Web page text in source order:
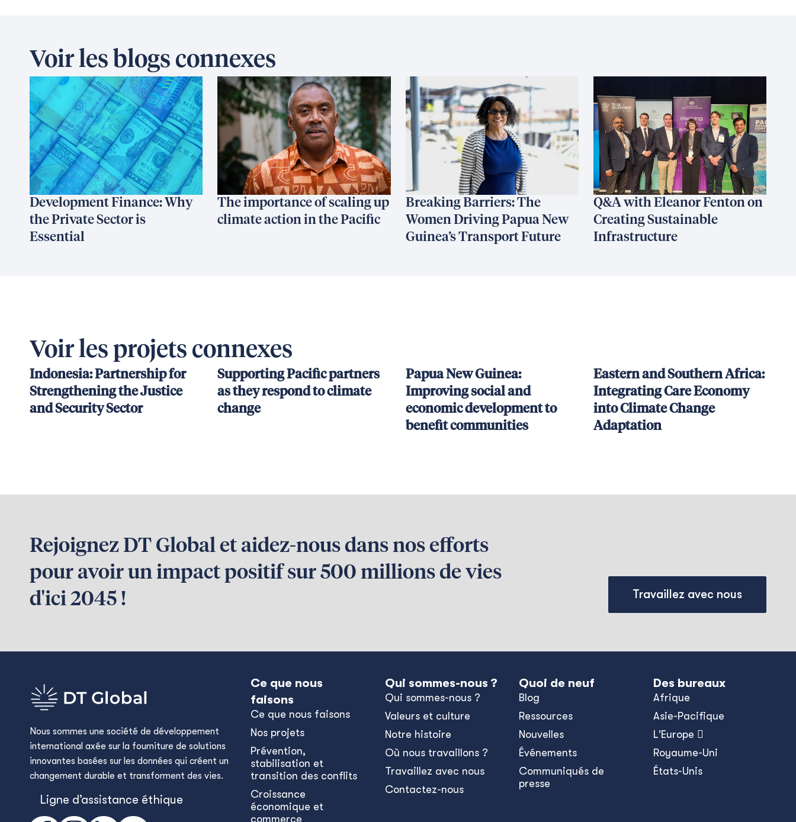
Voir les blogs connexes
Development Finance: Why
the Private Sector is
Essential
The importance of scaling up
climate action in the Pacific
Breaking Barriers: The
Women Driving Papua New
Guinea’s Transport Future
Q&A with Eleanor Fenton on
Creating Sustainable
Infrastructure
Voir les projets connexes
Indonesia: Partnership for
Strengthening the Justice
and Security Sector
Supporting Pacific partners
as they respond to climate
change
Papua New Guinea:
Improving social and
economic development to
benefit communities
Eastern and Southern Africa:
Integrating Care Economy
into Climate Change
Adaptation
Rejoignez DT Global et aidez-nous dans nos efforts
pour avoir un impact positif sur 500 millions de vies
d'ici 2045 !
Travaillez avec nous
Nous sommes une société de développement
international axée sur la fourniture de solutions
innovantes basées sur les données qui créent un
changement durable et transforment des vies.
Ligne d’assistance éthique
Ce que nous
faisons
Ce que nous faisons
Nos projets
Prévention,
stabilisation et
transition des conflits
Croissance
économique et
commerce
Qui sommes-nous ?
Qui sommes-nous ?
Valeurs et culture
Notre histoire
Où nous travaillons ?
Travaillez avec nous
Contactez-nous
Quoi de neuf
Blog
Ressources
Nouvelles
Événements
Communiqués de
presse
Des bureaux
Afrique
Asie-Pacifique
L'Europe 
Royaume-Uni
États-Unis